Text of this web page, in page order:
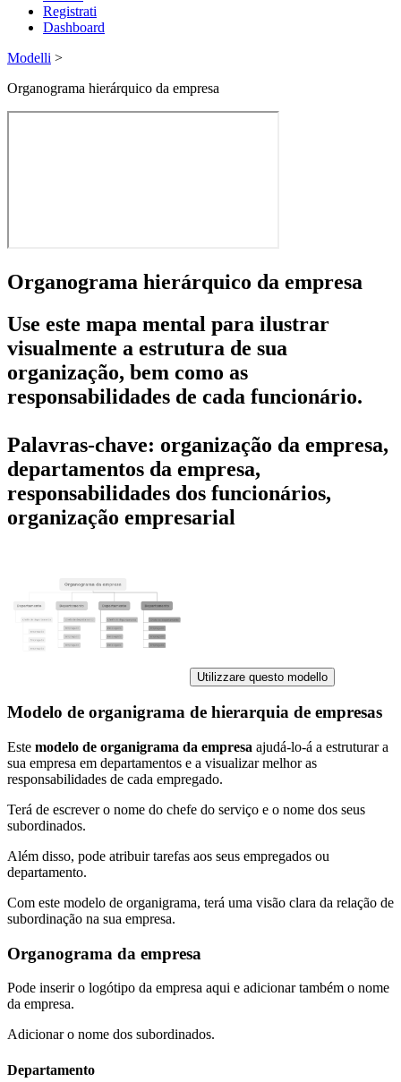
Registrati
Dashboard
Modelli >
Organograma hierárquico da empresa
Organograma hierárquico da empresa
Use este mapa mental para ilustrar
visualmente a estrutura de sua
organização, bem como as
responsabilidades de cada funcionário.
Palavras-chave: organização da empresa,
departamentos da empresa,
responsabilidades dos funcionários,
organização empresarial
Utilizzare questo modello
Modelo de organigrama de hierarquia de empresas
Este modelo de organigrama da empresa ajudá-lo-á a estruturar a
sua empresa em departamentos e a visualizar melhor as
responsabilidades de cada empregado.
Terá de escrever o nome do chefe do serviço e o nome dos seus
subordinados.
Além disso, pode atribuir tarefas aos seus empregados ou
departamento.
Com este modelo de organigrama, terá uma visão clara da relação de
subordinação na sua empresa.
Organograma da empresa
Pode inserir o logótipo da empresa aqui e adicionar também o nome
da empresa.
Adicionar o nome dos subordinados.
Departamento